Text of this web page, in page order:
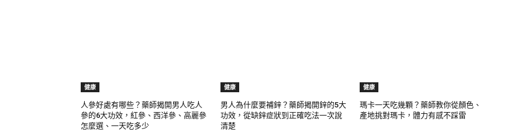
健康
人參好處有哪些？藥師揭開男人吃人
參的6大功效，紅參、西洋參、高麗參
怎麼選、一天吃多少
健康
男人為什麼要補鋅？藥師揭開鋅的5大
功效，從缺鋅症狀到正確吃法一次說
清楚
健康
瑪卡一天吃幾顆？藥師教你從顏色、
產地挑對瑪卡，體力有感不踩雷